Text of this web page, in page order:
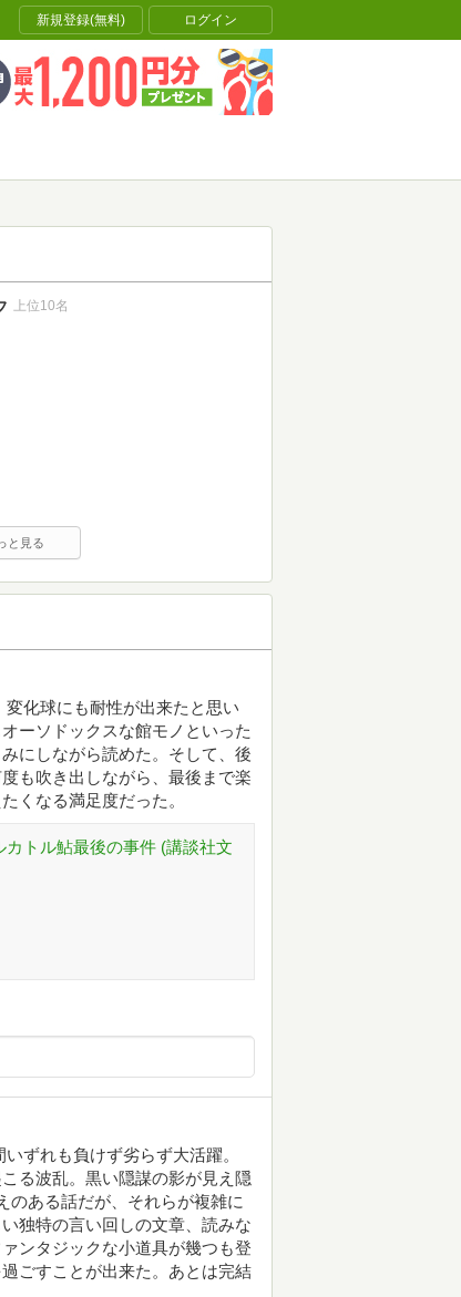
新規登録(無料) ログイン
上位10名
と見る
化球にも耐性が出来たと思い
ーソドックスな館モノといった
にしながら読めた。そして、後
も吹き出しながら、最後まで楽
くなる満足度だった。
トル鮎最後の事件 (講談社文
れも負けず劣らず大活躍。
る波乱。黒い隠謀の影が見え隠
のある話だが、それらが複雑に
独特の言い回しの文章、読みな
ンタジックな小道具が幾つも登
ごすことが出来た。あとは完結